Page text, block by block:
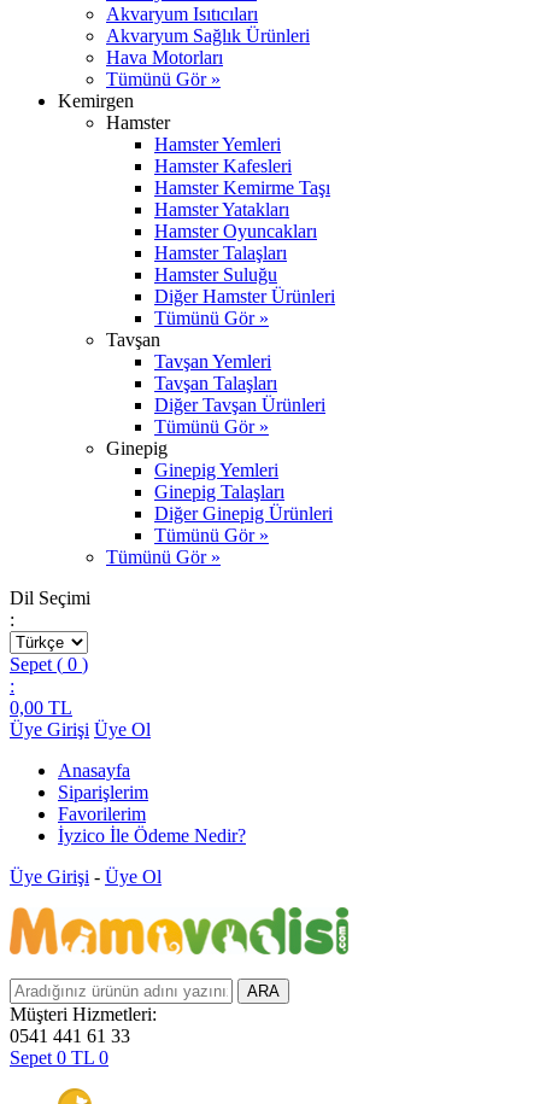
Akvaryum Isıtıcıları
Akvaryum Sağlık Ürünleri
Hava Motorları
Tümünü Gör »
Kemirgen
Hamster
Hamster Yemleri
Hamster Kafesleri
Hamster Kemirme Taşı
Hamster Yatakları
Hamster Oyuncakları
Hamster Talaşları
Hamster Suluğu
Diğer Hamster Ürünleri
Tümünü Gör »
Tavşan
Tavşan Yemleri
Tavşan Talaşları
Diğer Tavşan Ürünleri
Tümünü Gör »
Ginepig
Ginepig Yemleri
Ginepig Talaşları
Diğer Ginepig Ürünleri
Tümünü Gör »
Tümünü Gör »
Dil Seçimi
:
Sepet ( 0 )
:
0,00 TL
Üye Girişi Üye Ol
Anasayfa
Siparişlerim
Favorilerim
İyzico İle Ödeme Nedir?
Üye Girişi - Üye Ol
Müşteri Hizmetleri:
0541 441 61 33
Sepet 0 TL 0